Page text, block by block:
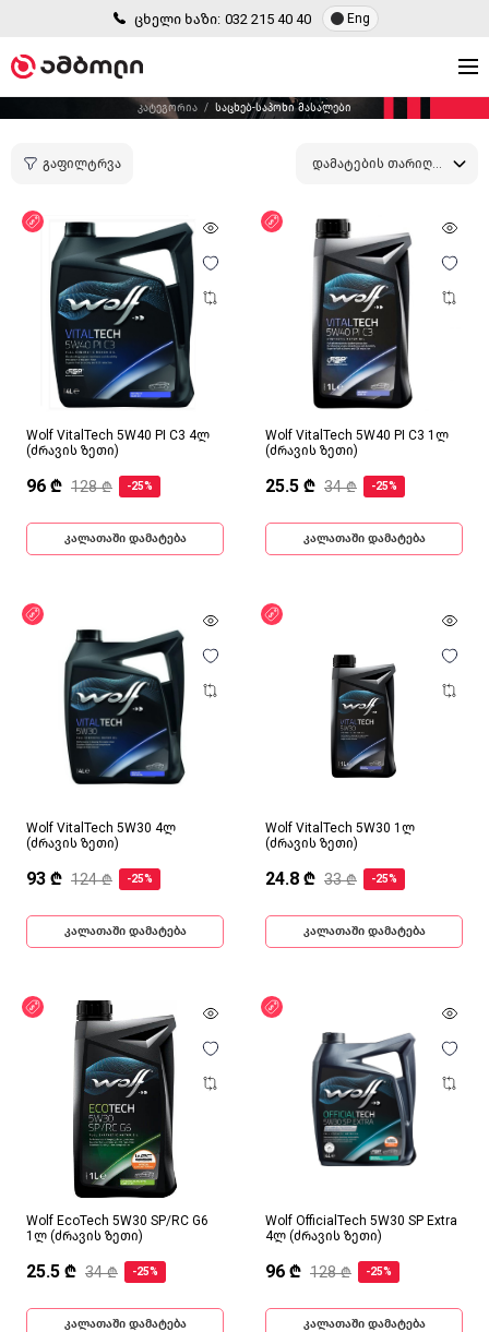
ცხელი ხაზი: 032 215 40 40 Eng
კატეგორია საცხებ-საპოხი მასალები
გაფილტრვა დამატების თარიღით
ფასდაკლება
Wolf VitalTech 5W40 PI C3 4ლ
(ძრავის ზეთი)
96 ₾ 128 ₾ -25%
კალათაში დამატება
ფასდაკლება
Wolf VitalTech 5W40 PI C3 1ლ
(ძრავის ზეთი)
25.5 ₾ 34 ₾ -25%
კალათაში დამატება
Wolf VitalTech 5W30 4ლ
(ძრავის ზეთი)
93 ₾ 124 ₾ -25%
კალათაში დამატება
Wolf VitalTech 5W30 1ლ
(ძრავის ზეთი)
24.8 ₾ 33 ₾ -25%
კალათაში დამატება
ფასდაკლება
Wolf EcoTech 5W30 SP/RC G6
1ლ (ძრავის ზეთი)
25.5 ₾ 34 ₾ -25%
კალათაში დამატება
Wolf OfficialTech 5W30 SP Extra
4ლ (ძრავის ზეთი)
96 ₾ 128 ₾ -25%
კალათაში დამატება